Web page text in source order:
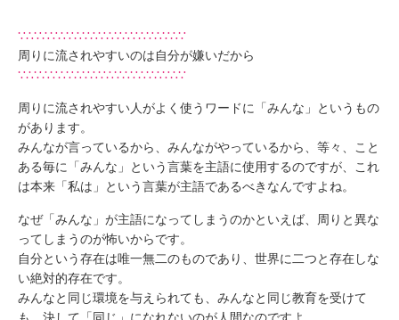
∵∴∵∴∵∴∵∴∵∴∵∴∵∴∵∴∵∴∵∴∵
周りに流されやすいのは自分が嫌いだから
∵∴∵∴∵∴∵∴∵∴∵∴∵∴∵∴∵∴∵∴∵
周りに流されやすい人がよく使うワードに「みんな」というもの
があります。
みんなが言っているから、みんながやっているから、等々、こと
ある毎に「みんな」という言葉を主語に使用するのですが、これ
は本来「私は」という言葉が主語であるべきなんですよね。
なぜ「みんな」が主語になってしまうのかといえば、周りと異な
ってしまうのが怖いからです。
自分という存在は唯一無二のものであり、世界に二つと存在しな
い絶対的存在です。
みんなと同じ環境を与えられても、みんなと同じ教育を受けて